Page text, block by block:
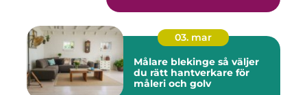
03. mar
Målare blekinge så väljer
du rätt hantverkare för
måleri och golv